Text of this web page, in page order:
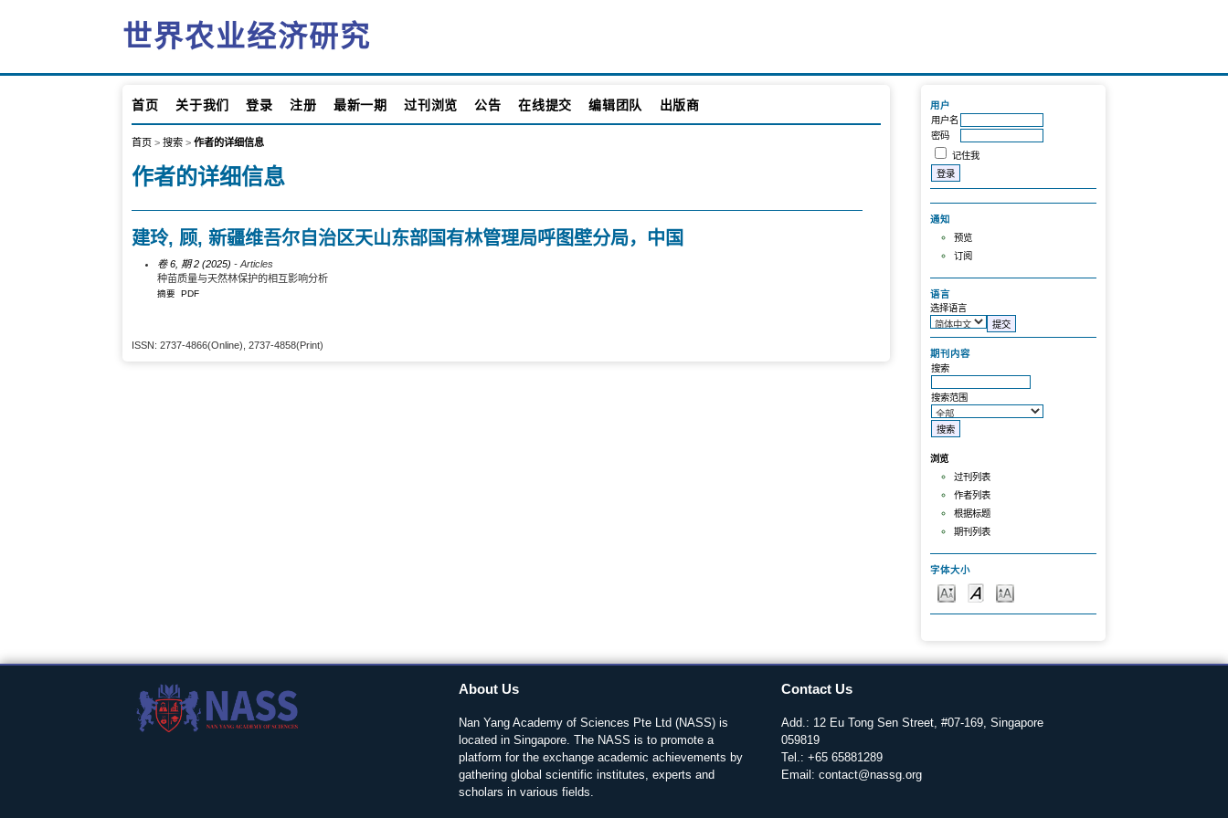
世界农业经济研究
用户
用户名
密码
记住我
通知
预览
订阅
语言
选择语言
期刊内容
搜索
搜索范围
浏览
过刊列表
作者列表
根据标题
期刊列表
字体大小
首页 关于我们 登录 注册 最新一期 过刊浏览 公告 在线提交 编辑团队 出版商
首页 >搜索 >作者的详细信息
作者的详细信息
建玲, 顾, 新疆维吾尔自治区天山东部国有林管理局呼图壁分局，中国
卷 6, 期 2 (2025) - Articles
种苗质量与天然林保护的相互影响分析
摘要 PDF
ISSN: 2737-4866(Online), 2737-4858(Print)
About Us
Nan Yang Academy of Sciences Pte Ltd (NASS) is
located in Singapore. The NASS is to promote a
platform for the exchange academic achievements by
gathering global scientific institutes, experts and
scholars in various fields.
Contact Us
Add.: 12 Eu Tong Sen Street, #07-169, Singapore
059819
Tel.: +65 65881289
Email: contact@nassg.org